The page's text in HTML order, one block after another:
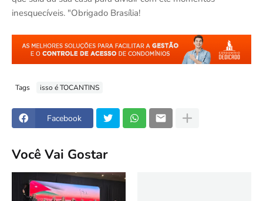
inesquecíveis. "Obrigado Brasília!
Tags isso é TOCANTINS
Facebook
Você Vai Gostar